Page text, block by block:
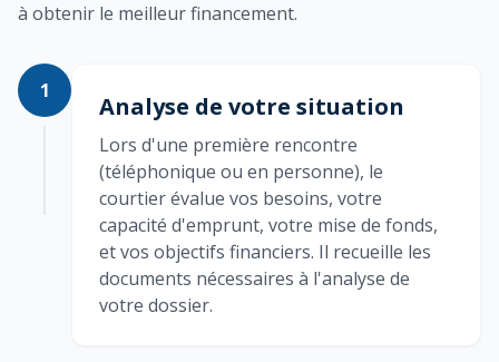
à obtenir le meilleur financement.
1
Analyse de votre situation
Lors d'une première rencontre
(téléphonique ou en personne), le
courtier évalue vos besoins, votre
capacité d'emprunt, votre mise de fonds,
et vos objectifs financiers. Il recueille les
documents nécessaires à l'analyse de
votre dossier.